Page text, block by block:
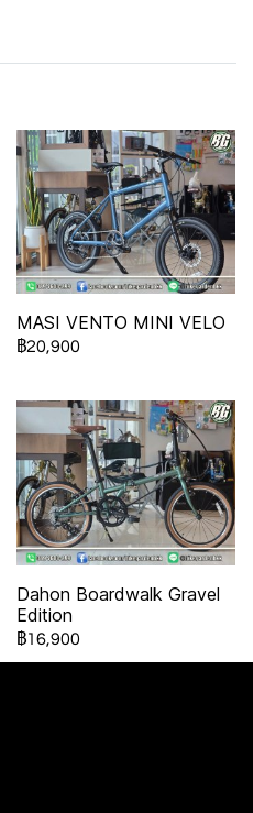
MASI VENTO MINI VELO
฿20,900
Dahon Boardwalk Gravel
Edition
฿16,900